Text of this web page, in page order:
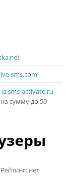
sms.com
sms-activate.ru
сумму до 50
Рейтинг: нет